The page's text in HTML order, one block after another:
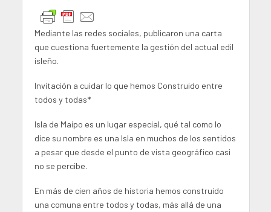
Mediante las redes sociales, publicaron una carta
que cuestiona fuertemente la gestión del actual edil
isleño.
Invitación a cuidar lo que hemos Construido entre
todos y todas*
Isla de Maipo es un lugar especial, qué tal como lo
dice su nombre es una Isla en muchos de los sentidos
a pesar que desde el punto de vista geográfico casi
no se percibe.
En más de cien años de historia hemos construido
una comuna entre todos y todas, más allá de una